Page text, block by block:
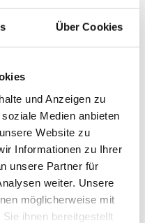
Über Cookies
und Anzeigen zu
Medien anbieten
Website zu
Informationen zu Ihrer
unsere Partner für
weiter. Unsere
möglicherweise mit
ihnen bereitgestellt
und Darstellende
hinaus Dozent am
in Rhythmus,
Dialog zwischen
Stilen prägt nicht nur
sein künstlerisches
einen besonderen
Latin Jazz,